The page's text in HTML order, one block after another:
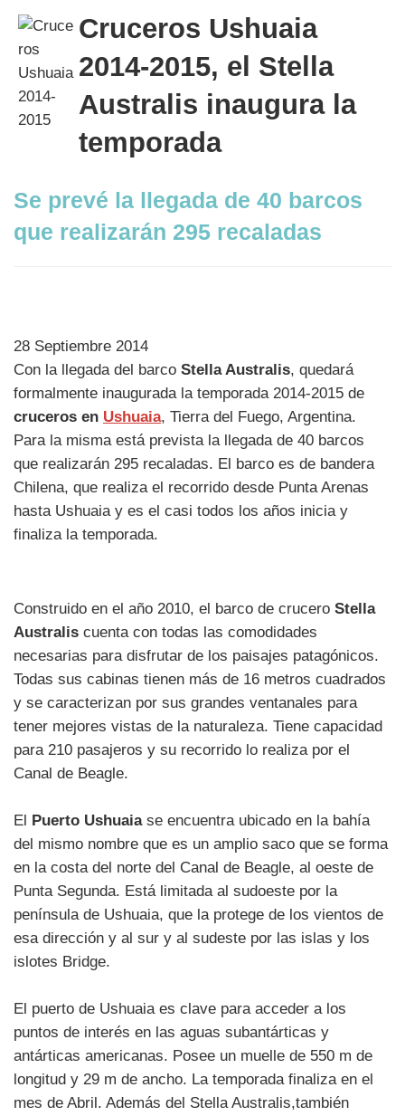
Cruceros Ushuaia
2014-2015, el Stella
Australis inaugura la
temporada
Se prevé la llegada de 40 barcos
que realizarán 295 recaladas
28 Septiembre 2014
Con la llegada del barco Stella Australis, quedará
formalmente inaugurada la temporada 2014-2015 de
cruceros en Ushuaia, Tierra del Fuego, Argentina.
Para la misma está prevista la llegada de 40 barcos
que realizarán 295 recaladas. El barco es de bandera
Chilena, que realiza el recorrido desde Punta Arenas
hasta Ushuaia y es el casi todos los años inicia y
finaliza la temporada.
Construido en el año 2010, el barco de crucero Stella
Australis cuenta con todas las comodidades
necesarias para disfrutar de los paisajes patagónicos.
Todas sus cabinas tienen más de 16 metros cuadrados
y se caracterizan por sus grandes ventanales para
tener mejores vistas de la naturaleza. Tiene capacidad
para 210 pasajeros y su recorrido lo realiza por el
Canal de Beagle.
El Puerto Ushuaiase encuentra ubicado en la bahía
del mismo nombre que es un amplio saco que se forma
en la costa del norte del Canal de Beagle, al oeste de
Punta Segunda. Está limitada al sudoeste por la
península de Ushuaia, que la protege de los vientos de
esa dirección y al sur y al sudeste por las islas y los
islotes Bridge.
El puerto de Ushuaia es clave para acceder a los
puntos de interés en las aguas subantárticas y
antárticas americanas. Posee un muelle de 550 m de
longitud y 29 m de ancho. La temporada finaliza en el
mes de Abril. Además del Stella Australis,también